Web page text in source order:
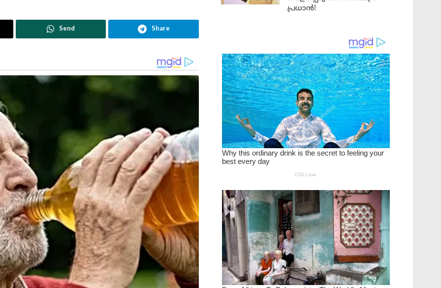
നിയമനങ്ങൾ സുപ്രീം കോടതി റദ്ദാക്കിയ നടപടി
ക്ലാസ് റൂമുകളുടെയും സെമി-പെർമനന്റ്
രൂപയുടെ ക്രമക്കേട് നടന്നതായാണ് ഇ.ഡിയുടെ
നടന്ന ഈ നിർമ്മാണ പ്രവർത്തനങ്ങളിൽ
മുൻ മന്ത്രിമാരായ മനീഷ്
അന്വേഷണ പരിധിയിലുണ്ട്.
ബന്ധപ്പെട്ട് പട്ന, റാഞ്ചി, നളന്ദ
പ്രിന്റിംഗ് പ്രസ്സുകളിൽ നിന്നും ഗതാഗത
സോഷ്യൽ മീഡിയ ഗ്രൂപ്പുകൾ വഴി
വ്യക്തമായി.
വഴി 493.24 കോടി രൂപയുടെ സാമ്പത്തിക
എൻ.എ.എ.സി (NAAC) അംഗീകാരം
പ്രവേശനം നേടിയതായും ഏജൻസി
കോടി രൂപയുടെ സ്വത്തുക്കൾ
Send Share
പ്രധാൻ!